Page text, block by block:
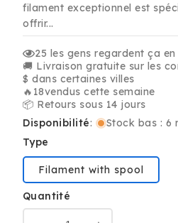
filament exceptionnel est
offrir...
25 les gens regardent ça
🚚 Livraison gratuite sur les
$ dans certaines villes
🔥 18vendus cette semaine
📦 Retours sous 14 jours
Disponibilité:
Stock bas : 6
Type
Filament with spool
Quantité